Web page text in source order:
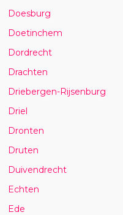
Doesburg
Doetinchem
Dordrecht
Drachten
Driebergen-Rijsenburg
Driel
Dronten
Druten
Duivendrecht
Echten
Ede